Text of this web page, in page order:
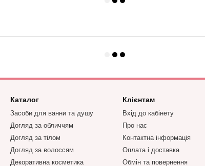
Каталог
Засоби для ванни та душу
Догляд за обличчям
Догляд за тілом
Догляд за волоссям
Декоративна косметика
Клієнтам
Вхід до кабінету
Про нас
Контактна інформація
Оплата і доставка
Обмін та повернення